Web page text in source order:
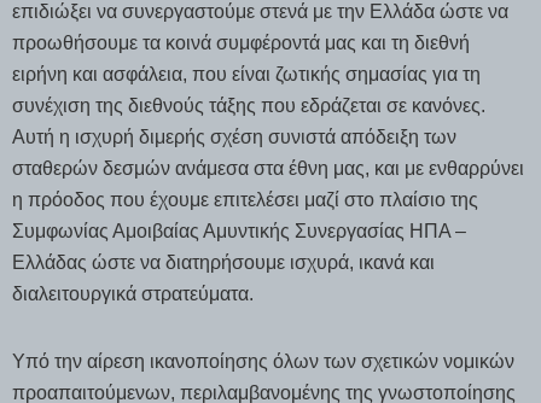
επιδιώξει να συνεργαστούμε στενά με την Ελλάδα ώστε να
προωθήσουμε τα κοινά συμφέροντά μας και τη διεθνή
ειρήνη και ασφάλεια, που είναι ζωτικής σημασίας για τη
συνέχιση της διεθνούς τάξης που εδράζεται σε κανόνες.
Αυτή η ισχυρή διμερής σχέση συνιστά απόδειξη των
σταθερών δεσμών ανάμεσα στα έθνη μας, και με ενθαρρύνει
η πρόοδος που έχουμε επιτελέσει μαζί στο πλαίσιο της
Συμφωνίας Αμοιβαίας Αμυντικής Συνεργασίας ΗΠΑ –
Ελλάδας ώστε να διατηρήσουμε ισχυρά, ικανά και
διαλειτουργικά στρατεύματα.
Υπό την αίρεση ικανοποίησης όλων των σχετικών νομικών
προαπαιτούμενων, περιλαμβανομένης της γνωστοποίησης